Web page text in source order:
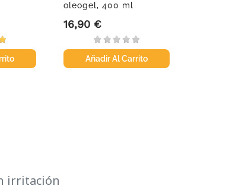
oleogel, 400 ml
Precio
16,90 €
Añadir Al Carrito
irritación